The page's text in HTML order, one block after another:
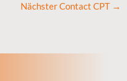
Nächster Contact CPT →